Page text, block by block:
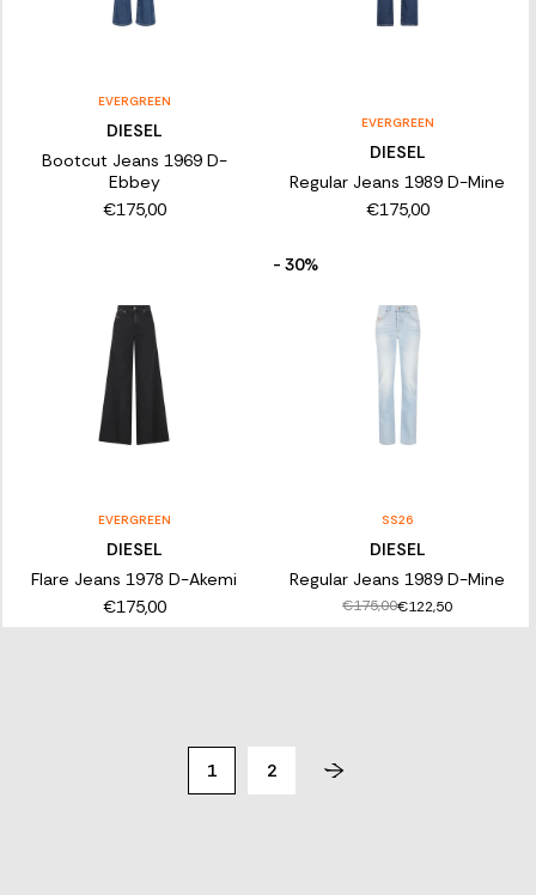
EVERGREEN
DIESEL
Bootcut Jeans 1969 D-
Ebbey
€175,00
EVERGREEN
DIESEL
Regular Jeans 1989 D-Mine
€175,00
EVERGREEN
DIESEL
Flare Jeans 1978 D-Akemi
€175,00
- 30%
SS26
DIESEL
Regular Jeans 1989 D-Mine
€175,00€122,50
1 2